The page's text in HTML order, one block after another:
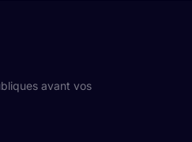
avant vos